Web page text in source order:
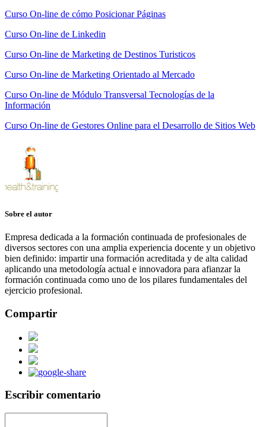
Curso On-line de cómo Posicionar Páginas
Curso On-line de Linkedin
Curso On-line de Marketing de Destinos Turisticos
Curso On-line de Marketing Orientado al Mercado
Curso On-line de Módulo Transversal Tecnologías de la
Información
Curso On-line de Gestores Online para el Desarrollo de Sitios Web
Sobre el autor
Empresa dedicada a la formación continuada de profesionales de
diversos sectores con una amplia experiencia docente y un objetivo
bien definido: impartir una formación acreditada y de alta calidad
aplicando una metodología actual e innovadora para afianzar la
formación continuada como uno de los pilares fundamentales del
ejercicio profesional.
Compartir
Escribir comentario